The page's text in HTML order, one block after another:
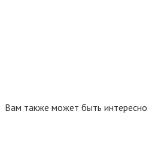
Вам также может быть интересно